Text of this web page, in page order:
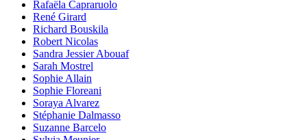
Rafaëla Capraruolo
René Girard
Richard Bouskila
Robert Nicolas
Sandra Jessier Abouaf
Sarah Mostrel
Sophie Allain
Sophie Floreani
Soraya Alvarez
Stéphanie Dalmasso
Suzanne Barcelo